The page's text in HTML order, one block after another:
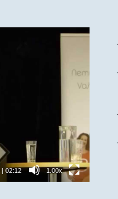
| 02:12 1.00x